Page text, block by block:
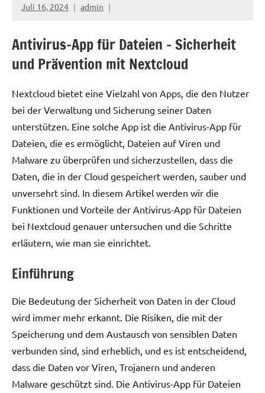
Juli 16, 2024 admin
Antivirus-App für Dateien – Sicherheit
und Prävention mit Nextcloud
Nextcloud bietet eine Vielzahl von Apps, die den Nutzer
bei der Verwaltung und Sicherung seiner Daten
unterstützen. Eine solche App ist die Antivirus-App für
Dateien, die es ermöglicht, Dateien auf Viren und
Malware zu überprüfen und sicherzustellen, dass die
Daten, die in der Cloud gespeichert werden, sauber und
unversehrt sind. In diesem Artikel werden wir die
Funktionen und Vorteile der Antivirus-App für Dateien
bei Nextcloud genauer untersuchen und die Schritte
erläutern, wie man sie einrichtet.
Einführung
Die Bedeutung der Sicherheit von Daten in der Cloud
wird immer mehr erkannt. Die Risiken, die mit der
Speicherung und dem Austausch von sensiblen Daten
verbunden sind, sind erheblich, und es ist entscheidend,
dass die Daten vor Viren, Trojanern und anderen
Malware geschützt sind. Die Antivirus-App für Dateien